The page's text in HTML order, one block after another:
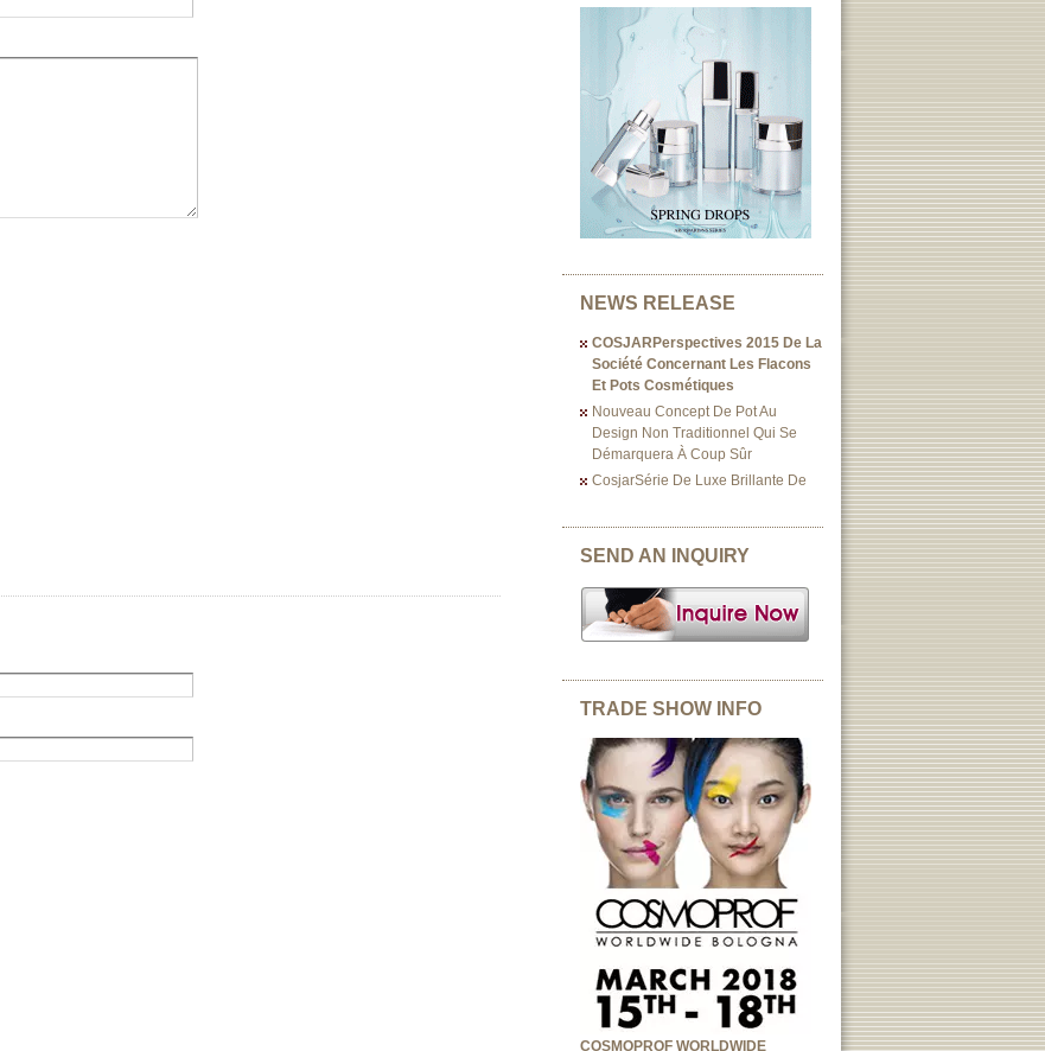
NEWS RELEASE
COSJARPerspectives 2015 De La
Société Concernant Les Flacons
Et Pots Cosmétiques
Nouveau Concept De Pot Au
Design Non Traditionnel Qui Se
Démarquera À Coup Sûr
CosjarSérie De Luxe Brillante De
SEND AN INQUIRY
TRADE SHOW INFO
COSMOPROF WORLDWIDE